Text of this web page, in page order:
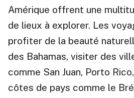
Amérique offrent une
de lieux à explorer. Les
profiter de la beauté
des Bahamas, visiter des
comme San Juan, Porto
côtes de pays comme le